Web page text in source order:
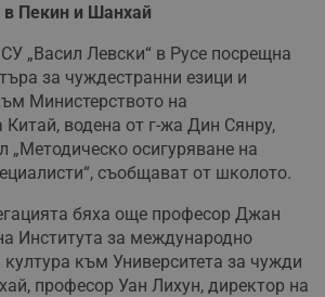
Пекин и Шанхай
„Васил Левски“ в Русе посрещна
за чуждестранни езици и
Министерството на
Китай, водена от г-жа Дин Сянру,
„Методическо осигуряване на
съобщават от школото.
бяха още професор Джан
Института за международно
култура към Университета за чужди
професор Уан Лихун, директор на